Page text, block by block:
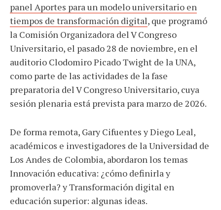
panel Aportes para un modelo universitario en
tiempos de transformación digital, que programó
la Comisión Organizadora del V Congreso
Universitario, el pasado 28 de noviembre, en el
auditorio Clodomiro Picado Twight de la UNA,
como parte de las actividades de la fase
preparatoria del V Congreso Universitario, cuya
sesión plenaria está prevista para marzo de 2026.
De forma remota, Gary Cifuentes y Diego Leal,
académicos e investigadores de la Universidad de
Los Andes de Colombia, abordaron los temas
Innovación educativa: ¿cómo definirla y
promoverla? y Transformación digital en
educación superior: algunas ideas.